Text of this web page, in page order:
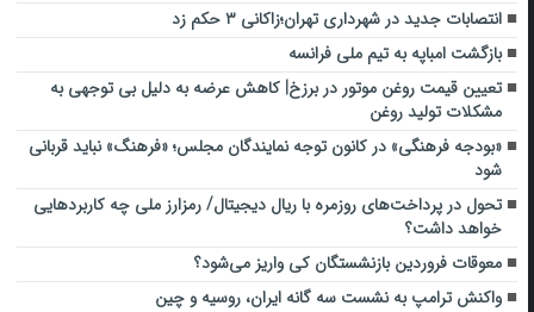
انتصابات جدید در شهرداری تهران؛زاکانی ۳ حکم زد
بازگشت امباپه به تیم ملی فرانسه
تعیین قیمت روغن موتور در برزخ| کاهش عرضه به دلیل بی توجهی به
مشکلات تولید روغن
«بودجه فرهنگی» در کانون توجه نمایندگان مجلس؛ «فرهنگ» نباید قربانی
شود
تحول در پرداخت‌های روزمره با ریال دیجیتال/ رمزارز ملی چه کاربردهایی
خواهد داشت؟
معوقات فروردین بازنشستگان کی واریز می‌شود؟
واکنش ترامپ به نشست سه گانه ایران، روسیه و چین